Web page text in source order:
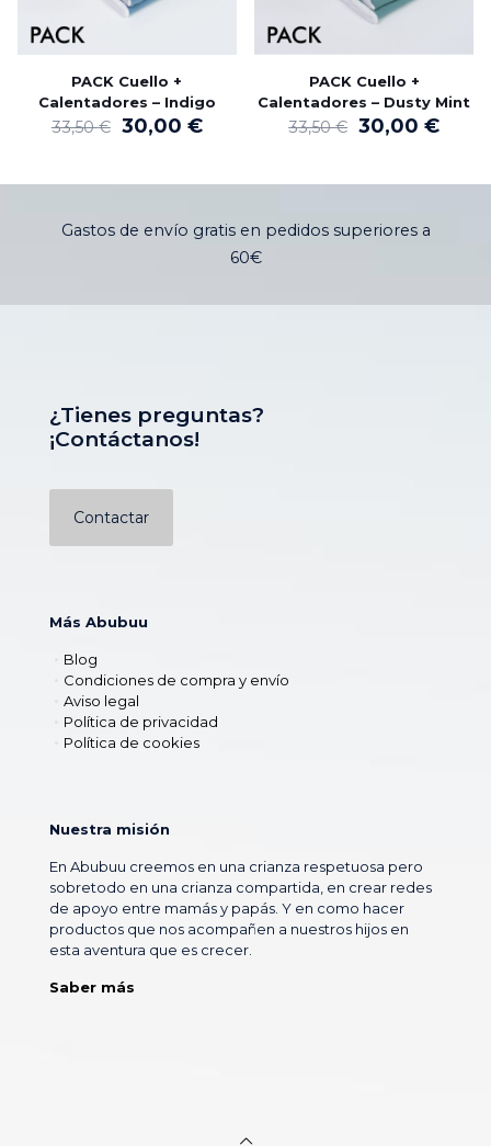
PACK Cuello +
Calentadores – Indigo
33,50€ El
era:
30,00 €El
es:
PACK Cuello +
Calentadores – Dusty Mint
33,50€ El
era:
30,00€El
es:
Gastos de envío gratis en pedidos superiores a
60€
¿Tienes preguntas?
¡Contáctanos!
Contactar
Más Abubuu
Blog
Condiciones de compra y envío
Aviso legal
Política de privacidad
Política de cookies
Nuestra misión
En Abubuu creemos en una crianza respetuosa pero
sobretodo en una crianza compartida, en crear redes
de apoyo entre mamás y papás. Y en como hacer
productos que nos acompañen a nuestros hijos en
esta aventura que es crecer.
Saber más